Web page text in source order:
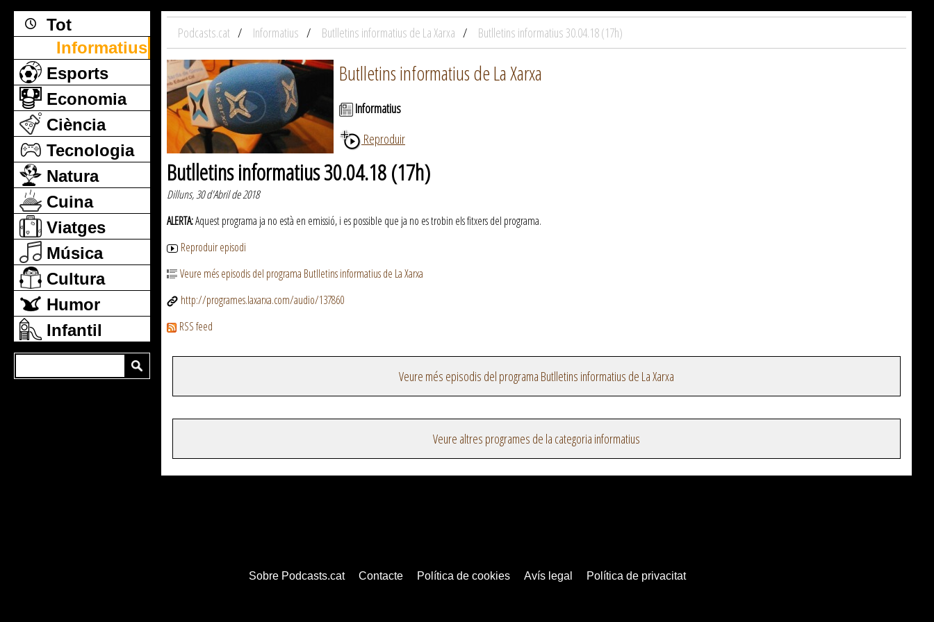
Tot
Informatius
Esports
Economia
Ciència
Tecnologia
Natura
Cuina
Viatges
Música
Cultura
Humor
Infantil
Podcasts.cat Informatius Butlletins informatius de La Xarxa Butlletins informatius 30.04.18 (17h)
Butlletins informatius de La Xarxa
Informatius
Reproduir
Butlletins informatius 30.04.18 (17h)
Dilluns, 30 d'Abril de 2018
ALERTA:Aquest programa ja no està en emissió, i es possible que ja no es trobin els fitxers del programa.
Reproduir episodi
Veure més episodis del programa Butlletins informatius de La Xarxa
http://programes.laxarxa.com/audio/137860
RSS feed
Veure més episodis del programa Butlletins informatius de La Xarxa
Veure altres programes de la categoria informatius
Sobre Podcasts.cat Contacte Política de cookies Avís legal Política de privacitat